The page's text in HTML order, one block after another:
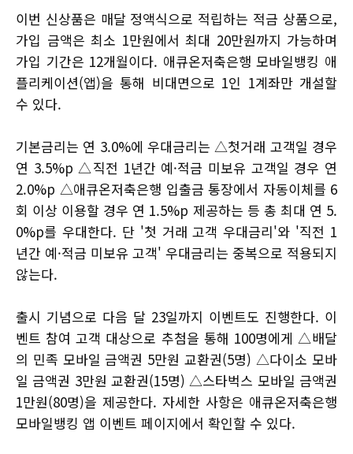
이번 신상품은 매달 정액식으로 적립하는 적금 상품으로,
가입 금액은 최소 1만원에서 최대 20만원까지 가능하며
가입 기간은 12개월이다. 애큐온저축은행 모바일뱅킹 애
플리케이션(앱)을 통해 비대면으로 1인 1계좌만 개설할
수 있다.
기본금리는 연 3.0%에 우대금리는 △첫거래 고객일 경우
연 3.5%p △직전 1년간 예·적금 미보유 고객일 경우 연
2.0%p △애큐온저축은행 입출금 통장에서 자동이체를 6
회 이상 이용할 경우 연 1.5%p 제공하는 등 총 최대 연 5.
0%p를 우대한다. 단 '첫 거래 고객 우대금리'와 '직전 1
년간 예·적금 미보유 고객' 우대금리는 중복으로 적용되지
않는다.
출시 기념으로 다음 달 23일까지 이벤트도 진행한다. 이
벤트 참여 고객 대상으로 추첨을 통해 100명에게 △배달
의 민족 모바일 금액권 5만원 교환권(5명) △다이소 모바
일 금액권 3만원 교환권(15명) △스타벅스 모바일 금액권
1만원(80명)을 제공한다. 자세한 사항은 애큐온저축은행
모바일뱅킹 앱 이벤트 페이지에서 확인할 수 있다.